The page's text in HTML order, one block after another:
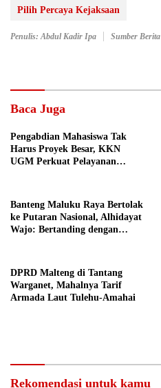
Pilih Percaya Kejaksaan
Penulis: Abdul Kadir Ipa Sumber Berita
Baca Juga
Pengabdian Mahasiswa Tak
Harus Proyek Besar, KKN
UGM Perkuat Pelayanan
Banteng Maluku Raya Bertolak
ke Putaran Nasional, Alhidayat
Wajo: Bertanding dengan
DPRD Malteng di Tantang
Warganet, Mahalnya Tarif
Armada Laut Tulehu-Amahai
Rekomendasi untuk kamu